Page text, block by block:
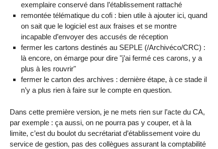
exemplaire conservé dans l’établissement rattaché
remontée télématique du cofi : bien utile à ajouter ici, quand
on sait que le logiciel est aux fraises et se montre
incapable d’envoyer des accusés de réception
fermer les cartons destinés au SEPLE (/Archivéco/CRC) :
là encore, on émarge pour dire "j’ai fermé ces carons, y a
plus à les rouvrir"
fermer le carton des archives : dernière étape, à ce stade il
n’y a plus rien à faire sur le compte en question.
Dans cette première version, je ne mets rien sur l’acte du CA,
par exemple : ça aussi, on ne pourra pas y couper, et à la
limite, c’est du boulot du secrétariat d’établissement voire du
service de gestion, pas des collègues assurant la comptabilité